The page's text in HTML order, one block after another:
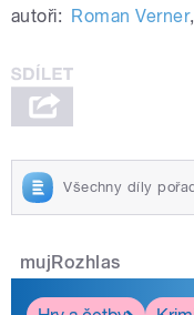
autoři: Roman Verner,
Všechny díly
mujRozhlas